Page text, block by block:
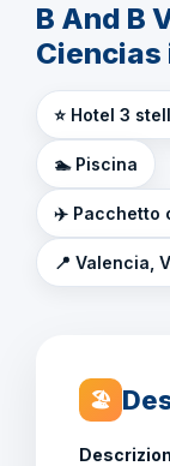
B And B
Ciencias
⭐ Hotel 3
🏊 Piscina
✈️ Pacchetto
📍 Valencia,
🏖